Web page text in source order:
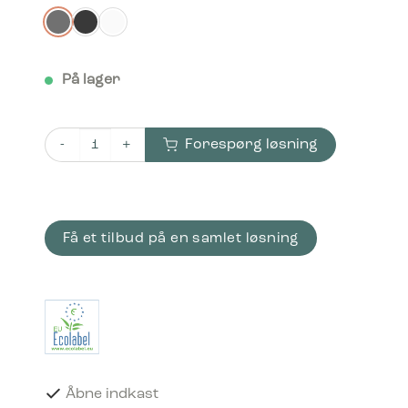
På lager
Bica Model 868 Affaldssortering 3x65 liter Åbne indkast
Forespørg løsning
Få et tilbud på en samlet løsning
Åbne indkast